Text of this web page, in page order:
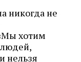
никогда не
хотим
нельзя